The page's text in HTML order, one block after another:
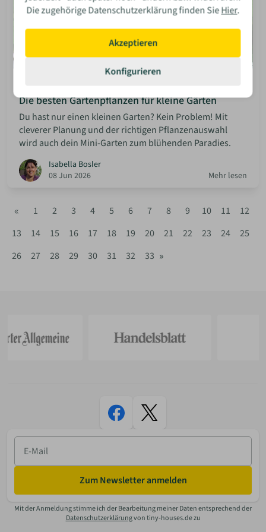
Die besten Gartenpflanzen für kleine Gärten
Du hast nur einen kleinen Garten? Kein Problem! Mit
cleverer Planung und der richtigen Pflanzenauswahl
wird auch dein Mini-Garten zum blühenden Paradies.
Isabella Bosler
08 Jun 2026
Mehr lesen
« 1 2 3 4 5 6 7 8 9 10 11
12
13
14 15 16 17 18 19 20 21 22 23 24
25
26
27 28 29 30 31 32 33 »
Die zugehörige Datenschutzerklärung finden SieHier.
Akzeptieren
Konfigurieren
E-
Mail
Zum Newsletter anmelden
Mit der Anmeldung stimme ich der Bearbeitung meiner Daten entsprechend der
Datenschutzerklärungvon tiny-houses.de zu